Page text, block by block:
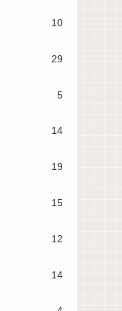
10
29
5
14
19
15
12
14